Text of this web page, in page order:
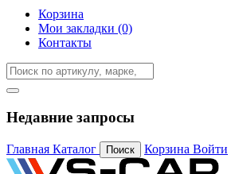
Корзина
Мои закладки (0)
Контакты
Недавние запросы
Главная Каталог Поиск Корзина Войти